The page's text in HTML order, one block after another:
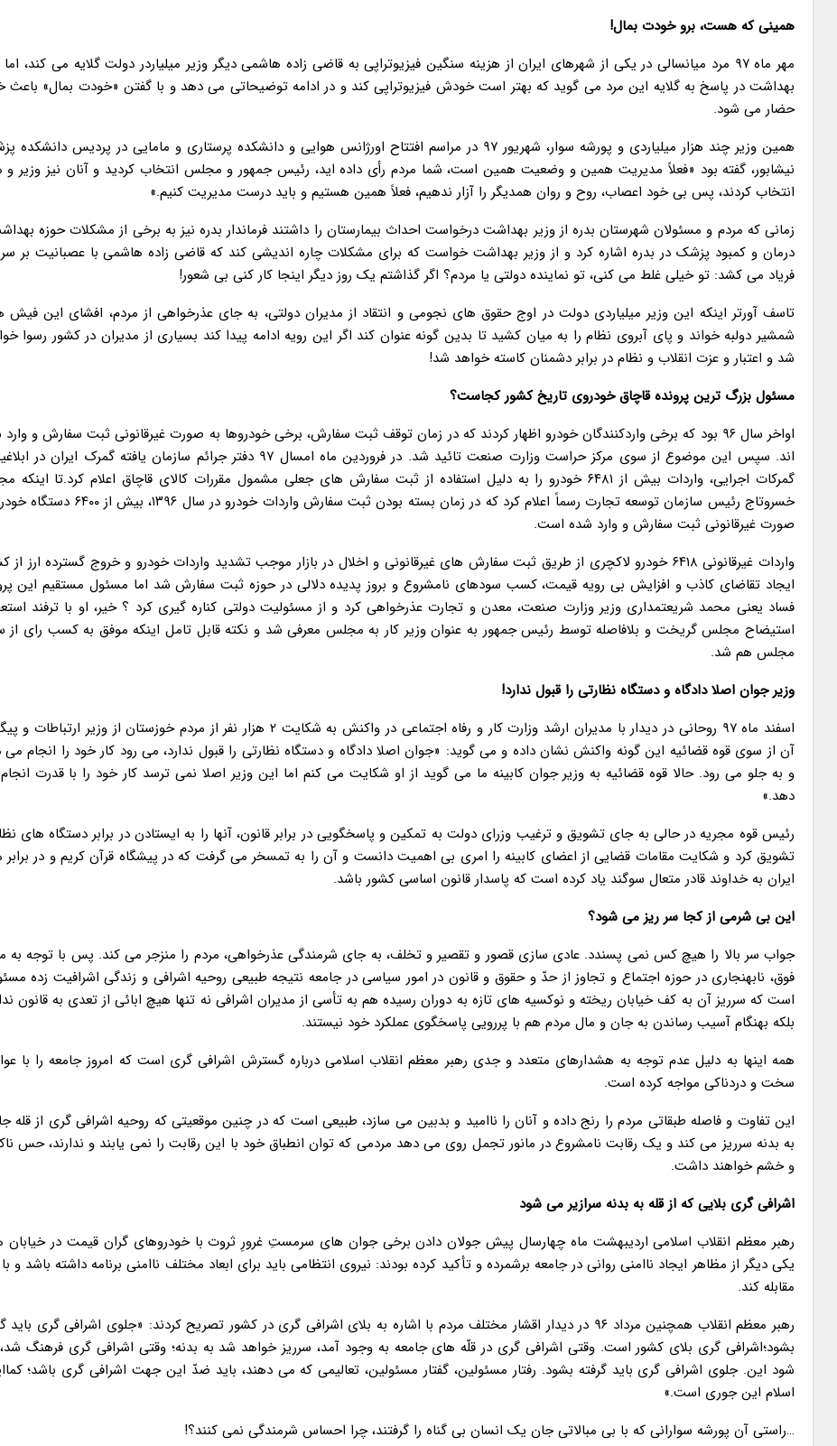
همینی که هست، برو خودت بمال!
مهر ماه ۹۷ مرد میانسالی در یکی از شهرهای ایران از هزینه سنگین فیزیوتراپی به قاضی زاده هاشمی دیگر وزیر میلیاردر دولت گلایه می کند، اما
بهداشت در پاسخ به گلایه این مرد می گوید که بهتر است خودش فیزیوتراپی کند و در ادامه توضیحاتی می دهد و با گفتن «خودت بمال» باعث
حضار می شود.
همین وزیر چند هزار میلیاردی و پورشه سوار، شهریور ۹۷ در مراسم افتتاح اورژانس هوایی و دانشکده پرستاری و مامایی در پردیس
نیشابور، گفته بود «فعلاً مدیریت همین و وضعیت همین است، شما مردم رأی داده اید، رئیس جمهور و مجلس انتخاب کردید و آنان نیز وزیر و
انتخاب کردند، پس بی خود اعصاب، روح و روان همدیگر را آزار ندهیم، فعلاً همین هستیم و باید درست مدیریت کنیم.»
زمانی که مردم و مسئولان شهرستان بدره از وزیر بهداشت درخواست احداث بیمارستان را داشتند فرماندار بدره نیز به برخی از مشکلات حوزه
درمان و کمبود پزشک در بدره اشاره کرد و از وزیر بهداشت خواست که برای مشکلات چاره اندیشی کند که قاضی زاده هاشمی با عصبانیت بر
فریاد می کشد: تو خیلی غلط می کنی، تو نماینده دولتی یا مردم؟ اگر گذاشتم یک روز دیگر اینجا کار کنی بی شعور!
تاسف آورتر اینکه این وزیر میلیاردی دولت در اوج حقوق های نجومی و انتقاد از مدیران دولتی، به جای عذرخواهی از مردم، افشای این فیش
شمشیر دولبه خواند و پای آبروی نظام را به میان کشید تا بدین گونه عنوان کند اگر این رویه ادامه پیدا کند بسیاری از مدیران در کشور رسوا
شد و اعتبار و عزت انقلاب و نظام در برابر دشمنان کاسته خواهد شد!
مسئول بزرگ ترین پرونده قاچاق خودروی تاریخ کشور کجاست؟
اواخر سال ۹۶ بود که برخی واردکنندگان خودرو اظهار کردند که در زمان توقف ثبت سفارش، برخی خودروها به صورت غیرقانونی ثبت سفارش و
اند. سپس این موضوع از سوی مرکز حراست وزارت صنعت تائید شد. در فروردین ماه امسال ۹۷ دفتر جرائم سازمان یافته گمرک ایران
گمرکات اجرایی، واردات بیش از ۶۴۸۱ خودرو را به دلیل استفاده از ثبت سفارش های جعلی مشمول مقررات کالای قاچاق اعلام کرد.تا اینکه
خسروتاج رئیس سازمان توسعه تجارت رسماً اعلام کرد که در زمان بسته بودن ثبت سفارش واردات خودرو در
صورت غیرقانونی ثبت سفارش و وارد شده است.
واردات غیرقانونی ۶۴۱۸ خودرو لاکچری از طریق ثبت سفارش های غیرقانونی و اخلال در بازار موجب تشدید واردات خودرو و خروج گسترده ارز از
ایجاد تقاضای کاذب و افزایش بی رویه قیمت، کسب سودهای نامشروع و بروز پدیده دلالی در حوزه ثبت سفارش شد اما مسئول مستقیم این
فساد یعنی محمد شریعتمداری وزیر وزارت صنعت، معدن و تجارت عذرخواهی کرد و از مسئولیت دولتی کناره گیری کرد ؟ خیر، او با ترفند
استیضاح مجلس گریخت و بلافاصله توسط رئیس جمهور به عنوان وزیر کار به مجلس معرفی شد و نکته قابل تامل اینکه موفق به کسب رای از
مجلس هم شد.
وزیر جوان اصلا دادگاه و دستگاه نظارتی را قبول ندارد!
اسفند ماه ۹۷ روحانی در دیدار با مدیران ارشد وزارت کار و رفاه اجتماعی در واکنش به شکایت ۲ هزار نفر از مردم خوزستان از وزیر
آن از سوی قوه قضائیه این گونه واکنش نشان داده و می گوید: «جوان اصلا دادگاه و دستگاه نظارتی را قبول ندارد، می رود کار خود را انجام
و به جلو می رود. حالا قوه قضائیه به وزیر جوان کابینه ما می گوید از او شکایت می کنم اما این وزیر اصلا نمی ترسد کار خود را با قدرت
دهد.»
رئیس قوه مجریه در حالی به جای تشویق و ترغیب وزرای دولت به تمکین و پاسخگویی در برابر قانون، آنها را به ایستادن در برابر دستگاه های
تشویق کرد و شکایت مقامات قضایی از اعضای کابینه را امری بی اهمیت دانست و آن را به تمسخر می گرفت که در پیشگاه قرآن کریم و در
ایران به خداوند قادر متعال سوگند یاد کرده است که پاسدار قانون اساسی کشور باشد.
این بی شرمی از کجا سر ریز می شود؟
جواب سر بالا را هیچ کس نمی پسندد. عادی سازی قصور و تقصیر و تخلف، به جای شرمندگی عذرخواهی، مردم را منزجر می کند. پس با توجه به
فوق، نابهنجاری در حوزه اجتماع و تجاوز از حدّ و حقوق و قانون در امور سیاسی در جامعه نتیجه طبیعی روحیه اشرافی و زندگی اشرافیت زده
است که سرریز آن به کف خیابان ریخته و نوکسیه های تازه به دوران رسیده هم به تأسی از مدیران اشرافی نه تنها هیچ ابائی از تعدی به قانون
بلکه بهنگام آسیب رساندن به جان و مال مردم هم با پررویی پاسخگوی عملکرد خود نیستند.
همه اینها به دلیل عدم توجه به هشدارهای متعدد و جدی رهبر معظم انقلاب اسلامی درباره گسترش اشرافی گری است که امروز جامعه را با
سخت و دردناکی مواجه کرده است.
این تفاوت و فاصله طبقاتی مردم را رنج داده و آنان را ناامید و بدبین می سازد، طبیعی است که در چنین موقعیتی که روحیه اشرافی گری از قله
به بدنه سرریز می کند و یک رقابت نامشروع در مانور تجمل روی می دهد مردمی که توان انطباق خود با این رقابت را نمی یابند و ندارند، حس
و خشم خواهند داشت.
اشرافی گری بلایی که از قله به بدنه سرازیر می شود
رهبر معظم انقلاب اسلامی اردیبهشت ماه چهارسال پیش جولان دادن برخی جوان های سرمستِ غرورِ ثروت با خودروهای گران قیمت در خیابان
یکی دیگر از مظاهر ایجاد ناامنی روانی در جامعه برشمرده و تأکید کرده بودند: نیروی انتظامی باید برای ابعاد مختلف ناامنی برنامه داشته باشد و با
مقابله کند.
رهبر معظم انقلاب همچنین مرداد ۹۶ در دیدار اقشار مختلف مردم با اشاره به بلای اشرافی گری در کشور تصریح کردند: «جلوی اشرافی گری باید
بشود؛اشرافی گری بلای کشور است. وقتی اشرافی گری در قلّه های جامعه به وجود آمد، سرریز خواهد شد به بدنه؛ وقتی اشرافی گری فرهنگ
شود این. جلوی اشرافی گری باید گرفته بشود. رفتار مسئولین، گفتار مسئولین، تعالیمی که می دهند، باید ضدّ این جهت اشرافی گری باشد؛
اسلام این جوری است.»
…راستی آن پورشه سوارانی که با بی مبالاتی جان یک انسان بی گناه را گرفتند، چرا احساس شرمندگی نمی کنند؟!